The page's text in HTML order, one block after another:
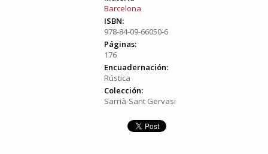
Barcelona
ISBN:
978-84-09-66050-6
Páginas:
176
Encuadernación:
Rústica
Colección:
Sarrià-Sant Gervasi